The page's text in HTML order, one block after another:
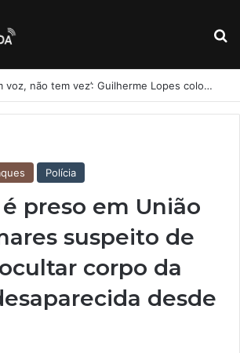
‘Quem não tem voz, não tem vez’: Guilherme Lopes coloca representação de Penedo no centro da disputa pela ALE
Polícia
preso em União
suspeito de
corpo da
desde